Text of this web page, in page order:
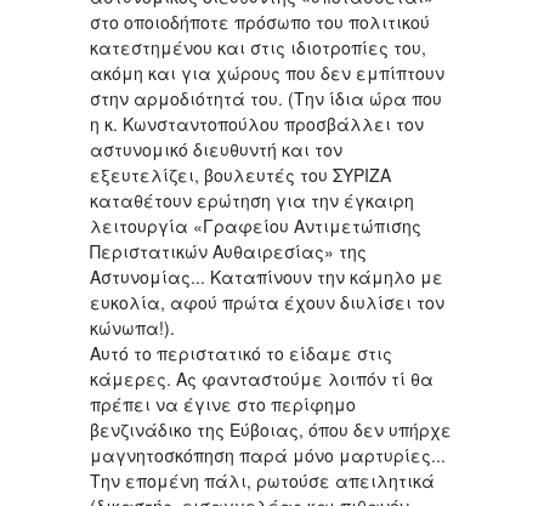
στο οποιοδήποτε πρόσωπο του πολιτικού
κατεστημένου και στις ιδιοτροπίες του,
ακόμη και για χώρους που δεν εμπίπτουν
στην αρμοδιότητά του. (Την ίδια ώρα που
η κ. Κωνσταντοπούλου προσβάλλει τον
αστυνομικό διευθυντή και τον
εξευτελίζει, βουλευτές του ΣΥΡΙΖΑ
καταθέτουν ερώτηση για την έγκαιρη
λειτουργία «Γραφείου Αντιμετώπισης
Περιστατικών Αυθαιρεσίας» της
Αστυνομίας... Καταπίνουν την κάμηλο με
ευκολία, αφού πρώτα έχουν διυλίσει τον
κώνωπα!).
Αυτό το περιστατικό το είδαμε στις
κάμερες. Ας φανταστούμε λοιπόν τί θα
πρέπει να έγινε στο περίφημο
βενζινάδικο της Εύβοιας, όπου δεν υπήρχε
μαγνητοσκόπηση παρά μόνο μαρτυρίες...
Την επομένη πάλι, ρωτούσε απειλητικά